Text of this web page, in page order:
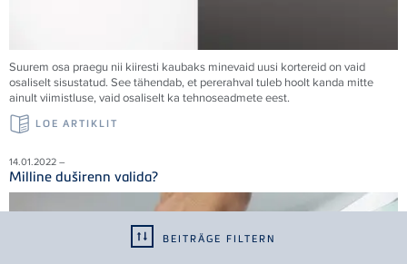
BEITRÄGE FILTERN
Suurem osa praegu nii kiiresti kaubaks minevaid uusi kortereid on vaid
osaliselt sisustatud. See tähendab, et pererahval tuleb hoolt kanda mitte
ainult viimistluse, vaid osaliselt ka tehnoseadmete eest.
LOE ARTIKLIT
14.01.2022 –
Milline duširenn valida?